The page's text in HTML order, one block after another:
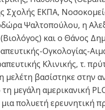
Σχολής ΕΚΠΑ,
Ψαλτοπούλου, η
και ο Θάνος
Ογκολογίας-
Κλινικής, τ.
μελέτη βασίστηκε στην
μεγάλη αμερικανική
πολυετή ερευνητική